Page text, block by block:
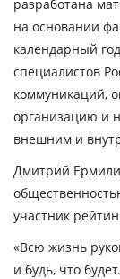
разработана
на основании
календарный
специалистов
коммуникаций,
организацию и
внешним и
Дмитрий
участник
«Всю жизнь
и будь, что